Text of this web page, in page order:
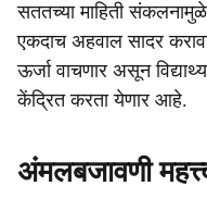
सततच्या माहिती
एकदाच अहवाल सादर
ऊर्जा वाचणार असून
केंद्रित करता येणार आहे.
अंमलबजावणी